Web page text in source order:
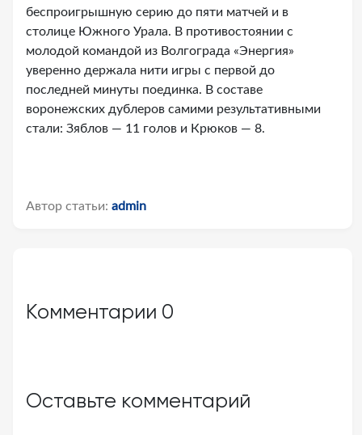
беспроигрышную серию до пяти матчей и в
столице Южного Урала. В противостоянии с
молодой командой из Волгограда «Энергия»
уверенно держала нити игры с первой до
последней минуты поединка. В составе
воронежских дублеров самими результативными
стали: Зяблов — 11 голов и Крюков — 8.
Автор статьи: admin
Комментарии 0
Оставьте комментарий